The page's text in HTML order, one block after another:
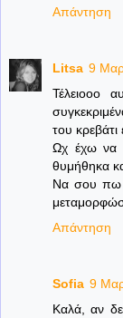
Απάντηση
Litsa 9
Τέλειοοο
του κρεβάτι
Ωχ έχω να
θυμήθηκα
Να σου πω
Απάντηση
Sofia 9
Καλά, αν